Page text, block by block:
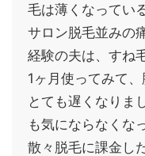
毛は薄くなってい
サロン脱毛並みの
経験の夫は、すね
1ヶ月使ってみて
とても遅くなりま
も気にならなくな
散々脱毛に課金し